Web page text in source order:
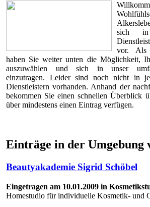
sich in
vor. Als
haben Sie weiter unten die Möglichkeit,
auszuwählen und sich in unser
einzutragen. Leider sind noch nicht in
Dienstleistern vorhanden. Anhand der
bekommen Sie einen schnellen Überblick
über mindestens einen Eintrag verfügen.
Einträge in der Umgebung
Beautyakademie Sigrid Schöbel
Eingetragen am 10.01.2009 in
Homestudio für individuelle Kosmetik- und